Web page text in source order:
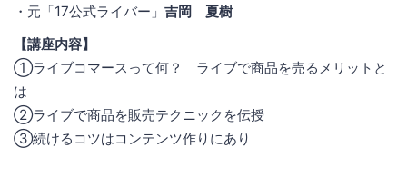
・元「17公式ライバー」 吉岡 夏樹
【講座内容】
①ライブコマースって何？ ライブで商品を売るメリットと
は
②ライブで商品を販売テクニックを伝授
③続けるコツは​コンテンツ作りにあり